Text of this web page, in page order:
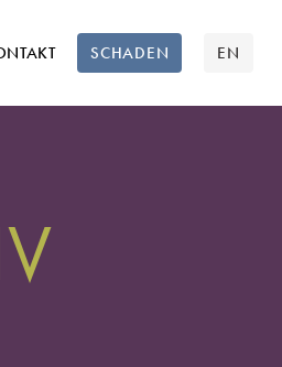
SCHADEN EN